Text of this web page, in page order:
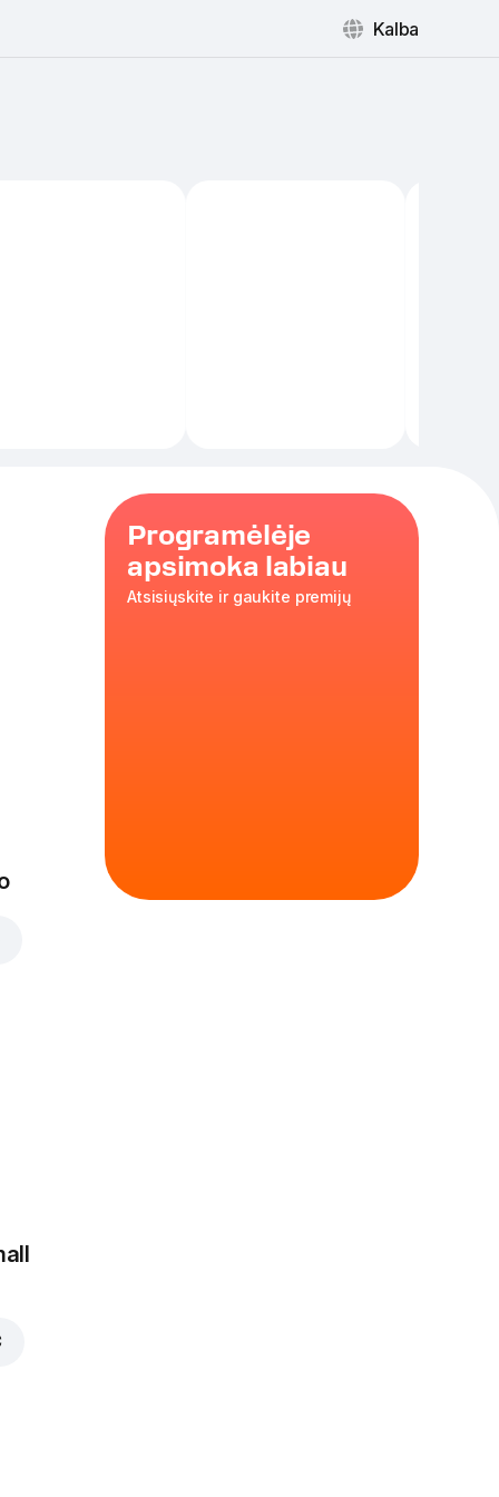
Kalba
Programėlėje
apsimoka labiau
Atsisiųskite ir gaukite premijų